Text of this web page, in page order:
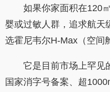
如果你家面积在120
婴或过敏人群，追求航
选霍尼韦尔H-Max（空间
它是目前市场上罕见
国家消字号备案、超